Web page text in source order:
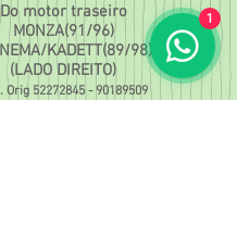
Do motor traseiro
MONZA(91/96)
KADETT(89/98)
(LADO DIREITO)
Orig 52272845 - 90189509
1